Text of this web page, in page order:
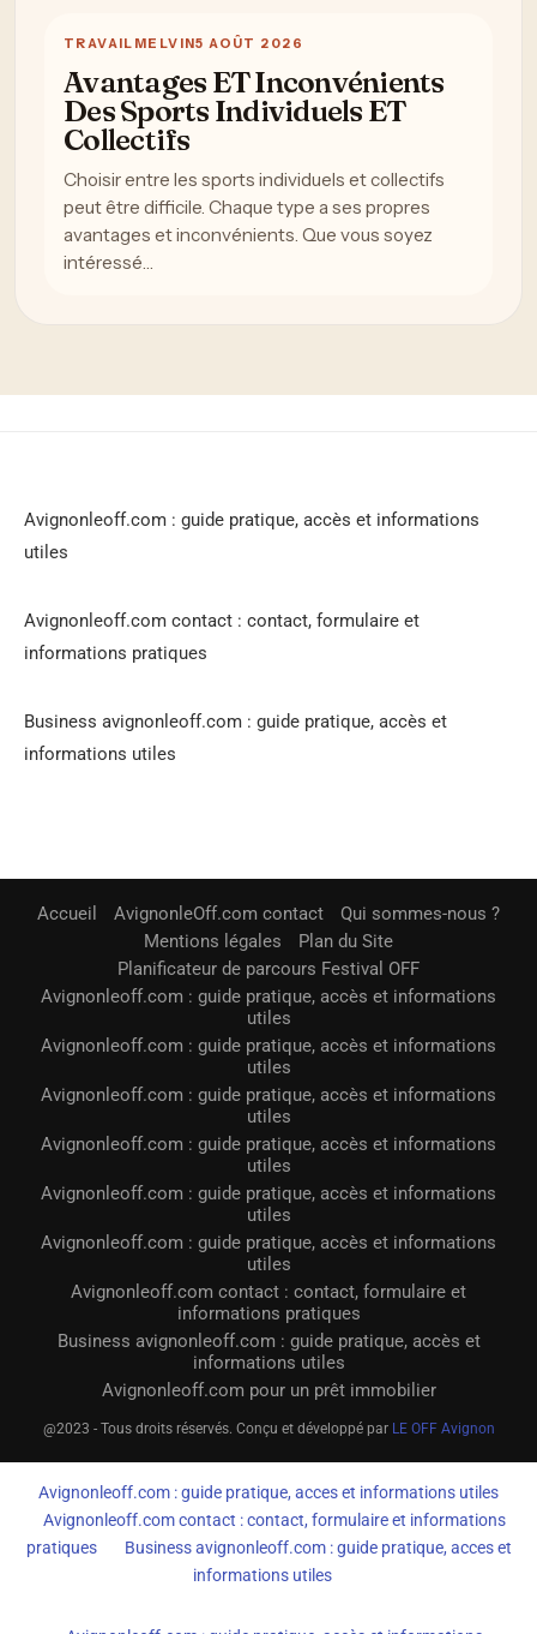
TRAVAIL MELVIN5 AOÛT 2026
Avantages ET Inconvénients
Des Sports Individuels ET
Collectifs
Choisir entre les sports individuels et collectifs
peut être difficile. Chaque type a ses propres
avantages et inconvénients. Que vous soyez
intéressé…
Avignonleoff.com : guide pratique, accès et informations
utiles
Avignonleoff.com contact : contact, formulaire et
informations pratiques
Business avignonleoff.com : guide pratique, accès et
informations utiles
Accueil AvignonleOff.com contact
Qui sommes-nous ?
Mentions légales
Plan du Site
Planificateur de parcours Festival OFF
Avignonleoff.com : guide pratique, accès et informations
utiles
Avignonleoff.com : guide pratique, accès et informations
utiles
Avignonleoff.com : guide pratique, accès et informations
utiles
Avignonleoff.com : guide pratique, accès et informations
utiles
Avignonleoff.com : guide pratique, accès et informations
utiles
Avignonleoff.com : guide pratique, accès et informations
utiles
Avignonleoff.com contact : contact, formulaire et
informations pratiques
Business avignonleoff.com : guide pratique, accès et
informations utiles
Avignonleoff.com pour un prêt immobilier
@2023 - Tous droits réservés. Conçu et développé par LE OFF Avignon
Avignonleoff.com : guide pratique, acces et informations utiles
Avignonleoff.com contact : contact, formulaire et informations
pratiques
Business avignonleoff.com : guide pratique, acces et
informations utiles